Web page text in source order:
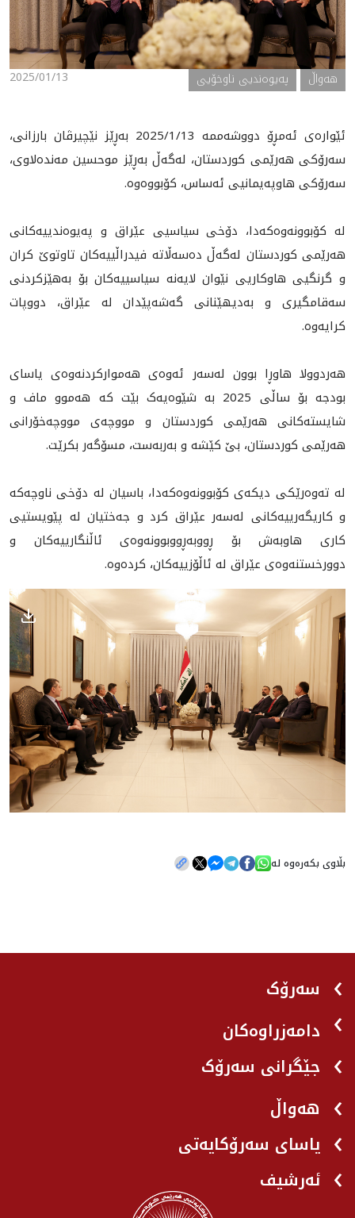
2025/01/13 هه‌واڵ په‌یوه‌ندیی ناوخۆیی
ئێواره‌ی ئه‌مڕۆ دووشه‌ممه 2025/1/13 بەڕێز نێچیرڤان بارزانی،
سەرۆکی هەرێمی کوردستان، لەگەڵ بەڕێز موحسین مەندەلاوی،
سەرۆکی هاوپەیمانیی ئەساس، کۆبووەوە.
لە کۆبوونه‌وه‌که‌دا، دۆخی سیاسیی عێراق و په‌یوه‌ندییه‌کانی
هه‌رێمی کوردستان له‌گه‌ڵ ده‌سه‌ڵاته‌ فیدراڵییه‌کان تاوتوێ کران
و گرنگیی هاوکاریی نێوان لایەنە سیاسییەکان بۆ بەهێزکردنی
سەقامگیری و بەدیهێنانی گەشەپێدان لە عێراق، دووپات
کرایەوە‌.
هه‌ردوولا هاوڕا بوون له‌سه‌ر ئه‌وه‌ی هه‌موارکردنه‌وه‌ی یاسای
بودجه‌ بۆ ساڵی 2025 به‌ شێوه‌یه‌ک بێت که‌ هه‌موو ماف و
شایسته‌کانی هه‌رێمی کوردستان و مووچه‌ی مووچه‌خۆرانی
هه‌رێمی کوردستان، بێ کێشه‌ و به‌ربه‌ست، مسۆگه‌ر بکرێت.
لە ته‌وه‌رێکی دیکه‌ی کۆبوونه‌وه‌که‌دا، باسیان لە دۆخی ناوچه‌که‌
و کاریگەرییەکانی لەسەر عێراق کرد و جەختیان له‌ پێویستیی
کاری هاوبەش بۆ ڕووبەڕووبوونەوەی ئاڵنگارییه‌کان و
دوورخستنه‌وه‌ی عێراق له‌ ئاڵۆزییه‌کان، کردەوە.
بڵاوی بکەرەوە لە
سەرۆک
دامەزراوەکان
جێگرانی سه‌رۆک
هه‌واڵ
یاسای سەرۆکایەتی
ئەرشیف